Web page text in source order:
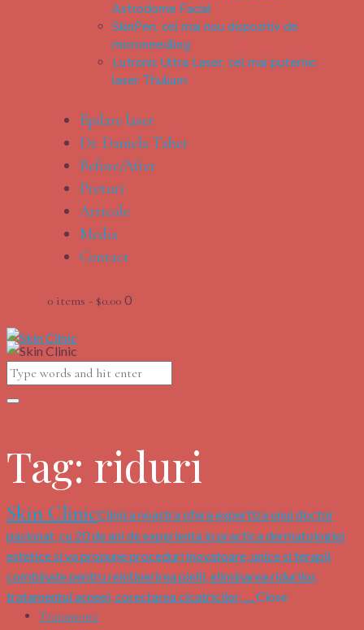
Astrodome Facial
SkinPen, cel mai nou dispozitiv de
microneedling
Lutronic Ultra Laser, cel mai puternic
laser Thulium
Epilare laser
Dr. Daniela Taher
Before/After
Preturi
Articole
Media
Contact
0 items - $0.00 0
Tag: riduri
Skin ClinicClinica noastra ofera expertiza unui doctor
pasionat, cu 20 de ani de experienta in practica dermatologiei
estetice si va propune proceduri inovatoare, unice si terapii
combinate pentru reintinerirea pielii, eliminarea ridurilor,
tratamentul acneei, corectarea cicatricilor, …
Close
Tratamente